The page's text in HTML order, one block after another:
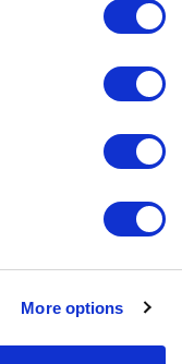
More options
AB